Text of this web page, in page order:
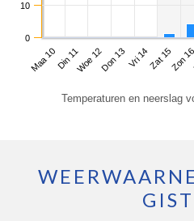
Maa 10Din 11Woe 12Don 13Vri 14Zat 15Zon
0
10
Temperaturen en neerslag